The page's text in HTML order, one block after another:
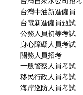
台灣中油新進僱員
台電新進僱員甄試
公務人員初等考試
身心障礙人員考試
關務人員招考
一般警察人員考試
移民行政人員考試
海岸巡防人員考試